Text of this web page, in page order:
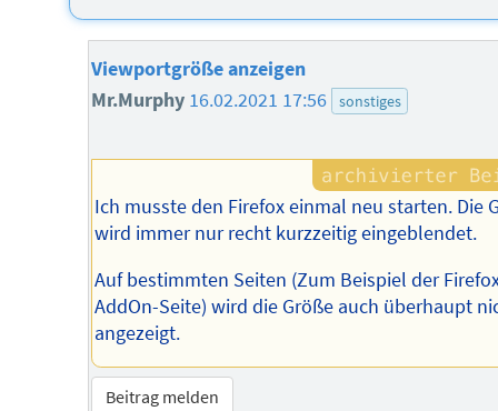
Viewportgröße anzeigen
Mr.Murphy 16.02.2021 17:56 sonstiges
Ich musste den Firefox einmal neu starten. Die
wird immer nur recht kurzzeitig eingeblendet.
Auf bestimmten Seiten (Zum Beispiel der
AddOn-Seite) wird die Größe auch überhaupt
angezeigt.
Beitrag melden